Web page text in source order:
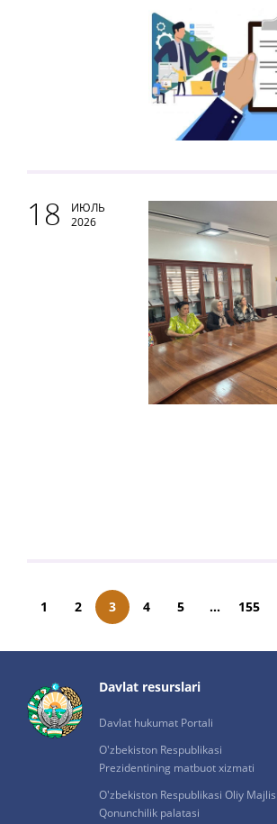
18
ИЮЛЬ
2026
1 2 3 4 5 ... 155
Davlat resurslari
Davlat hukumat Portali
O'zbekiston Respublikasi
Prezidentining matbuot xizmati
O'zbekiston Respublikasi Oliy Majlisi
Qonunchilik palatasi